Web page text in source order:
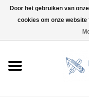
Door het gebruiken van
cookies om onze